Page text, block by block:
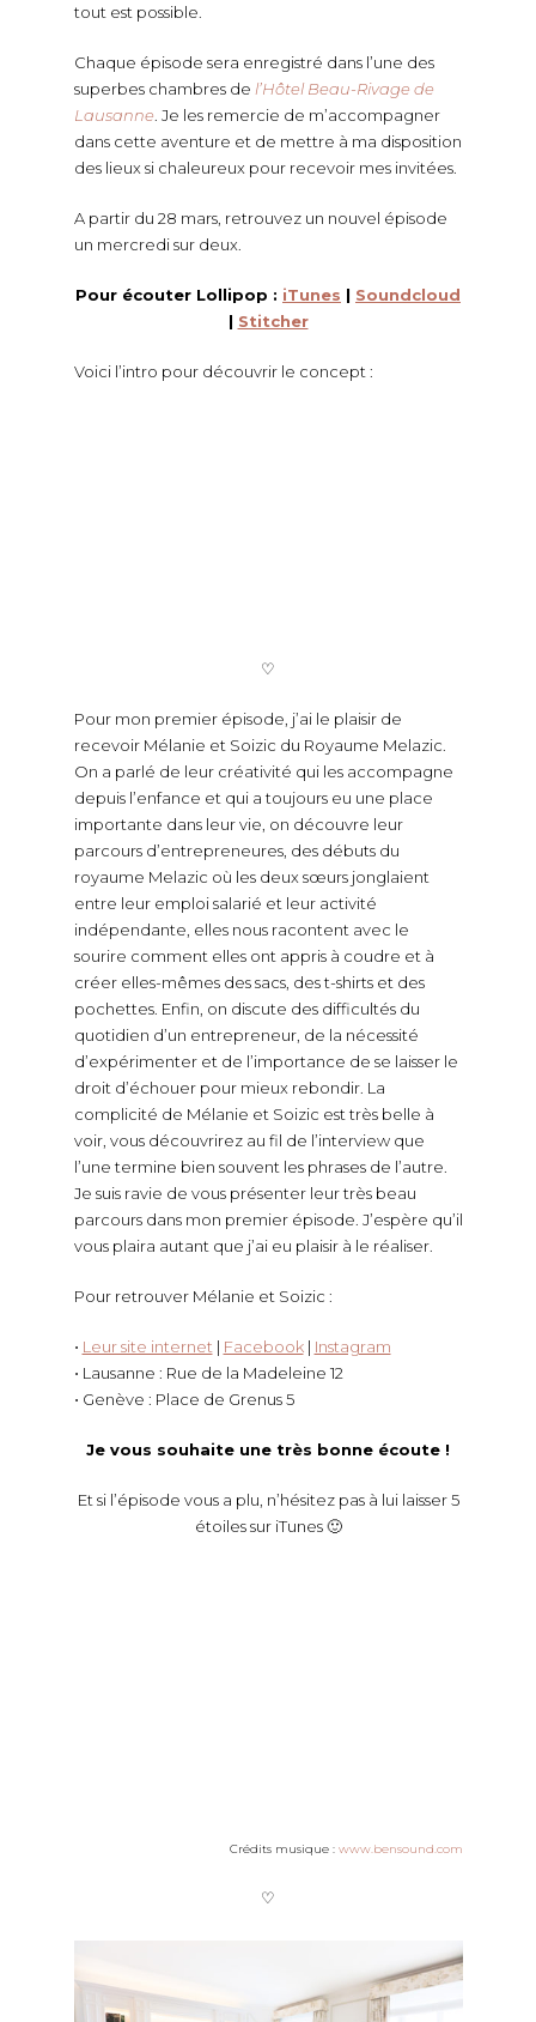
tout est possible.
Chaque épisode sera enregistré dans l’une des
superbes chambres de l’Hôtel Beau-Rivage de
Lausanne . Je les remercie de m’accompagner
dans cette aventure et de mettre à ma disposition
des lieux si chaleureux pour recevoir mes invitées.
A partir du 28 mars, retrouvez un nouvel épisode
un mercredi sur deux.
Pour écouter Lollipop : iTunes | Soundcloud
| Stitcher
Voici l’intro pour découvrir le concept :
♡
Pour mon premier épisode, j’ai le plaisir de
recevoir Mélanie et Soizic du Royaume Melazic.
On a parlé de leur créativité qui les accompagne
depuis l’enfance et qui a toujours eu une place
importante dans leur vie, on découvre leur
parcours d’entrepreneures, des débuts du
royaume Melazic où les deux sœurs jonglaient
entre leur emploi salarié et leur activité
indépendante, elles nous racontent avec le
sourire comment elles ont appris à coudre et à
créer elles-mêmes des sacs, des t-shirts et des
pochettes. Enfin, on discute des difficultés du
quotidien d’un entrepreneur, de la nécessité
d’expérimenter et de l’importance de se laisser le
droit d’échouer pour mieux rebondir. La
complicité de Mélanie et Soizic est très belle à
voir, vous découvrirez au fil de l’interview que
l’une termine bien souvent les phrases de l’autre.
Je suis ravie de vous présenter leur très beau
parcours dans mon premier épisode. J’espère qu’il
vous plaira autant que j’ai eu plaisir à le réaliser.
Pour retrouver Mélanie et Soizic :
⋅ Leur site internet | Facebook| Instagram
⋅ Lausanne : Rue de la Madeleine 12
⋅ Genève : Place de Grenus 5
Je vous souhaite une très bonne écoute !
Et si l’épisode vous a plu, n’hésitez pas à lui laisser 5
étoiles sur iTunes 🙂
Crédits musique : www.bensound.com
♡